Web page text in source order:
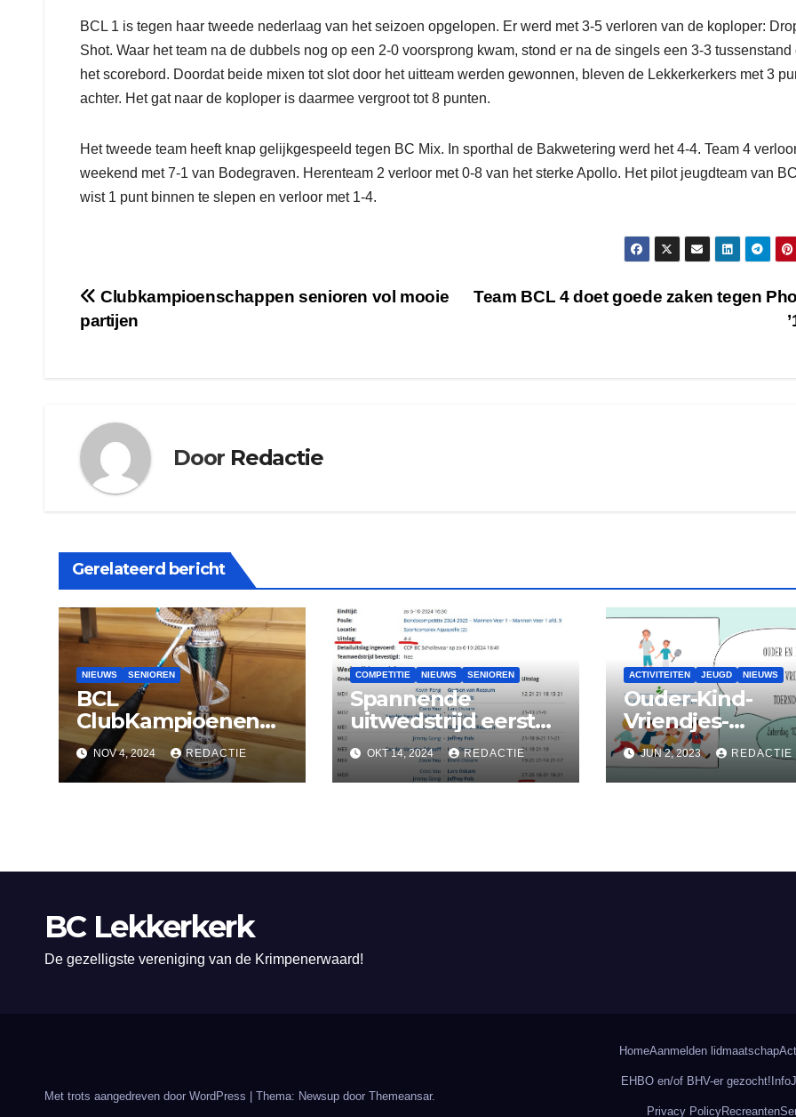
BCL 1 is tegen haar tweede nederlaag van het seizoen opgelopen. Er werd met 3-5 verloren van de koploper:
Shot. Waar het team na de dubbels nog op een 2-0 voorsprong kwam, stond er na de singels een 3-3 tussenstand
het scorebord. Doordat beide mixen tot slot door het uitteam werden gewonnen, bleven de Lekkerkerkers met 3
achter. Het gat naar de koploper is daarmee vergroot tot 8 punten.
Het tweede team heeft knap gelijkgespeeld tegen BC Mix. In sporthal de Bakwetering werd het 4-4. Team 4
weekend met 7-1 van Bodegraven. Herenteam 2 verloor met 0-8 van het sterke Apollo. Het pilot jeugdteam van
wist 1 punt binnen te slepen en verloor met 1-4.
Bericht
navigatie
Team BCL 4 doet goede zaken tegen
Clubkampioenschappen senioren vol mooie
partijen
Door Redactie
Gerelateerd bericht
NIEUWS SENIOREN
BCL
ClubKampioenen
2024
NOV 4, 2024 REDACTIE
COMPETITIE NIEUWS SENIOREN
Spannende
uitwedstrijd eerste
herenteam BC
Lekkerkerk
OKT 14, 2024 REDACTIE
ACTIVITEITEN JEUGD NIEUWS
Ouder-Kind-
Vriendjes-
Vriendinnetjes-
toernooi
JUN 2, 2023 REDACTIE
BC Lekkerkerk
De gezelligste vereniging van de Krimpenerwaard!
Met trots aangedreven door WordPress | Thema: Newsup door Themeansar.
HomeAanmelden lidmaatschap
EHBO en/of BHV-er gezocht!Info
Privacy PolicyRecreanten